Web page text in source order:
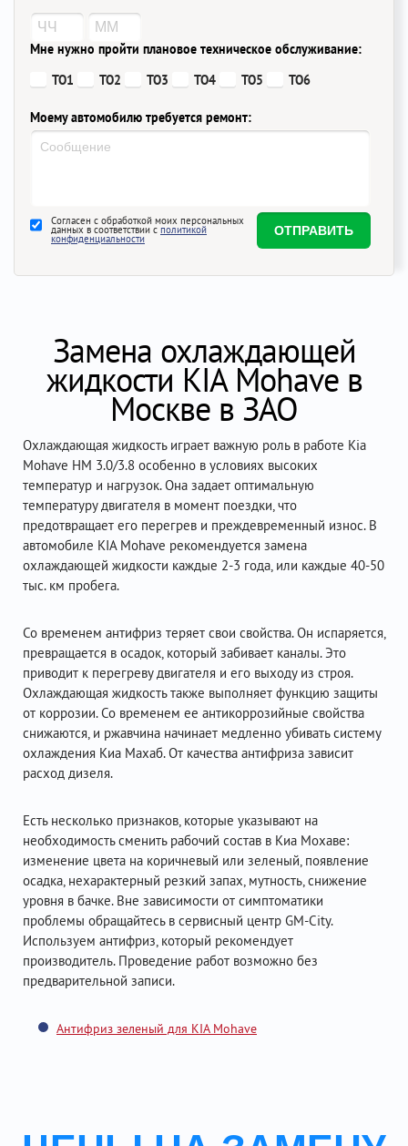
Мне нужно пройти плановое техническое обслуживание:
ТО1
ТО2 ТО3 ТО4 ТО5 ТО6
Моему автомобилю требуется ремонт:
Согласен с обработкой моих персональных
данных в соответствии с политикой
конфиденциальности
Замена охлаждающей
жидкости KIA Mohave в
Москве в ЗАО
Охлаждающая жидкость играет важную роль в работе Kia
Mohave HM 3.0/3.8 особенно в условиях высоких
температур и нагрузок. Она задает оптимальную
температуру двигателя в момент поездки, что
предотвращает его перегрев и преждевременный износ. В
автомобиле KIA Mohave рекомендуется замена
охлаждающей жидкости каждые 2-3 года, или каждые 40-50
тыс. км пробега.
Со временем антифриз теряет свои свойства. Он испаряется,
превращается в осадок, который забивает каналы. Это
приводит к перегреву двигателя и его выходу из строя.
Охлаждающая жидкость также выполняет функцию защиты
от коррозии. Со временем ее антикоррозийные свойства
снижаются, и ржавчина начинает медленно убивать систему
охлаждения Киа Махаб. От качества антифриза зависит
расход дизеля.
Есть несколько признаков, которые указывают на
необходимость сменить рабочий состав в Киа Мохаве:
изменение цвета на коричневый или зеленый, появление
осадка, нехарактерный резкий запах, мутность, снижение
уровня в бачке. Вне зависимости от симптоматики
проблемы обращайтесь в сервисный центр GM-City.
Используем антифриз, который рекомендует
производитель. Проведение работ возможно без
предварительной записи.
Антифриз зеленый для KIA Mohave